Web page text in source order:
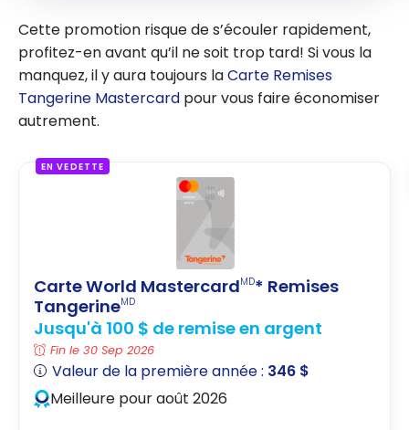
Cette promotion risque de s’écouler rapidement,
profitez-en avant qu’il ne soit trop tard! Si vous la
manquez, il y aura toujours laCarte Remises
Tangerine Mastercard pour vous faire économiser
autrement.
EN VEDETTE
Carte World MastercardMD* Remises
TangerineMD
Jusqu'à 100 $ de remise en argent
Fin le 30 Sep 2026
Valeur de la première année : 346 $
Meilleure pour août 2026